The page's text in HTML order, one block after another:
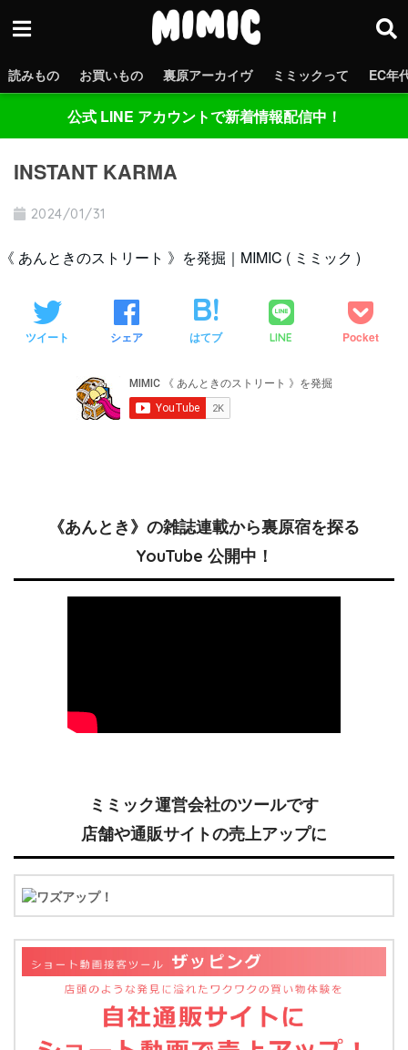
読みもの お買いもの 裏原アーカイヴ ミミックって EC年
公式 LINE アカウントで新着情報配信中！
INSTANT KARMA
2024/01/31
《 あんときのストリート 》を発掘｜MIMIC ( ミミック )
ツイート シェア はてブ LINE Pocket
《あんとき》の雑誌連載から裏原宿を探る
YouTube 公開中！
ミミック運営会社のツールです
店舗や通販サイトの売上アップに